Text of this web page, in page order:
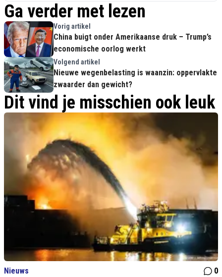
Ga verder met lezen
Vorig artikel
China buigt onder Amerikaanse druk – Trump’s
economische oorlog werkt
Volgend artikel
Nieuwe wegenbelasting is waanzin: oppervlakte
zwaarder dan gewicht?
Dit vind je misschien ook leuk
Nieuws
0